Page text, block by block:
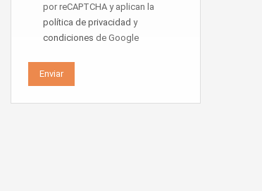
por reCAPTCHA y aplican la
política de privacidad y
condiciones de Google